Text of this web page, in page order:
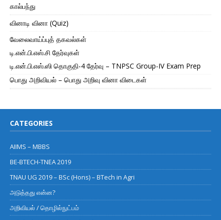
கால்பந்து
வினாடி வினா (Quiz)
வேலைவாய்ப்புத் தகவல்கள்
டி.என்.பி.எஸ்.சி தேர்வுகள்
டி.என்.பி.எஸ்.ஸி தொகுதி-4 தேர்வு – TNPSC Group-IV Exam Prep
பொது அறிவியல் – பொது அறிவு வினா விடைகள்
CATEGORIES
AIIMS – MBBS
BE-BTECH-TNEA 2019
TNAU UG 2019 – BSc (Hons) – BTech in Agri
அடுத்தது என்ன?
அறிவியல் / தொழில்நுட்பம்